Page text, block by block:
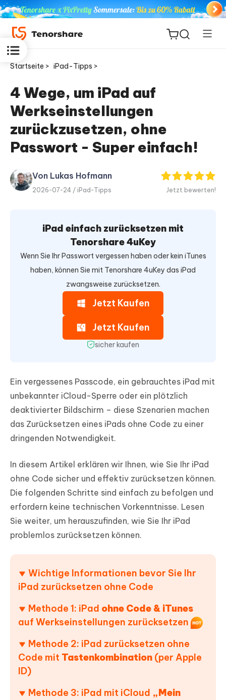
ReiBoot
for iOS
PDNob
Editor
Startseite > iPad-Tipps >
4 Wege, um iPad auf
Werkseinstellungen
zurückzusetzen, ohne
Passwort - Super einfach!
Von Lukas Hofmann
2026-07-24 / iPad-Tipps Jetzt bewerten!
iPad einfach zurücksetzen mit
Tenorshare 4uKey
Wenn Sie Ihr Passwort vergessen haben oder kein iTunes
haben, können Sie mit Tenorshare 4uKey das iPad
zwangsweise zurücksetzen.
Jetzt Kaufen
Jetzt Kaufen
sicher kaufen
Ein vergessenes Passcode, ein gebrauchtes iPad mit
unbekannter iCloud-Sperre oder ein plötzlich
deaktivierter Bildschirm – diese Szenarien machen
das Zurücksetzen eines iPads ohne Code zu einer
dringenden Notwendigkeit.
In diesem Artikel erklären wir Ihnen, wie Sie Ihr iPad
ohne Code sicher und effektiv zurücksetzen können.
Die folgenden Schritte sind einfach zu befolgen und
erfordern keine technischen Vorkenntnisse. Lesen
Sie weiter, um herauszufinden, wie Sie Ihr iPad
problemlos zurücksetzen können.
Wichtige Informationen bevor Sie Ihr
iPad zurücksetzen ohne Code
Methode 1: iPad ohne Code & iTunes
auf Werkseinstellungen zurücksetzen
Methode 2: iPad zurücksetzen ohne
Code mit Tastenkombination (per Apple
ID)
Methode 3: iPad mit iCloud „Mein